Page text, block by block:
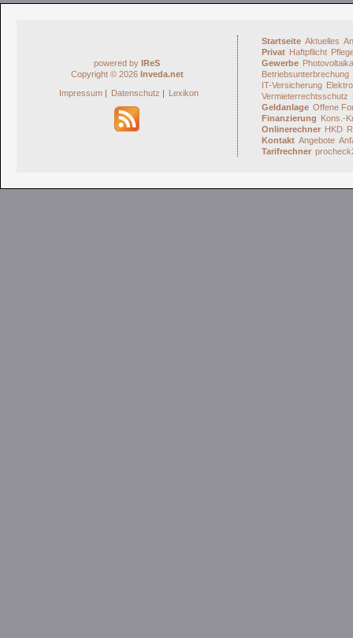
powered by IReS
Copyright © 2026 Inveda.net
Impressum | Datenschutz | Lexikon
Startseite Aktuelles
Privat Haftpflicht
Gewerbe
Betriebsunterbrechung
IT-Versicherung
Vermieterrechtsschutz
Geldanlage Offene
Finanzierung Kons.-
Onlinerechner HKD
Kontakt Angebote
Tarifrechner